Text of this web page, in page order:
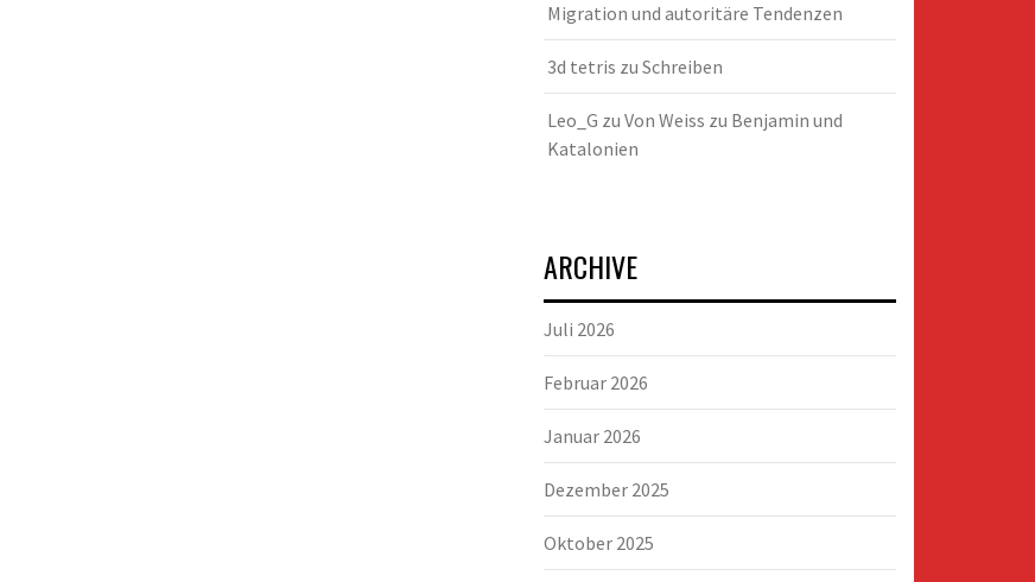
Migration und autoritäre Tendenzen
3d tetris zu Schreiben
Leo_G zu Von Weiss zu Benjamin und
Katalonien
ARCHIVE
Juli 2026
Februar 2026
Januar 2026
Dezember 2025
Oktober 2025